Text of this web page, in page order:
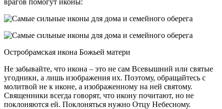
Остробрамская икона Божьей матери
Не забывайте, что икона – это не сам Всевышний или святые
угодники, а лишь изображения их. Поэтому, обращайтесь с
молитвой не к иконе, а изображенному на ней святому.
Священники всегда говорят, что икону почитают, но не
поклоняются ей. Поклоняться нужно Отцу Небесному.